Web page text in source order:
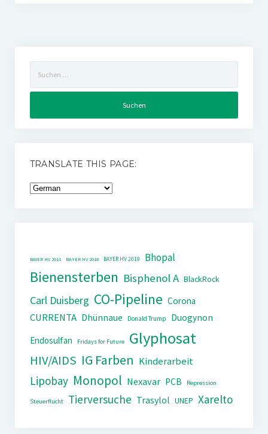
nach:
TRANSLATE THIS PAGE:
BAYER HV 2011 BAYER HV 2018 BAYER HV 2019 Bhopal
Bienensterben Bisphenol A BlackRock
Carl Duisberg CO-Pipeline Corona
CURRENTA Dhünnaue Donald Trump
Duogynon
Endosulfan
Fridays for Future Glyphosat
HIV/AIDS IG Farben Kinderarbeit
Lipobay Monopol Nexavar PCB Repression
Steuerflucht Tierversuche Trasylol UNEP Xarelto